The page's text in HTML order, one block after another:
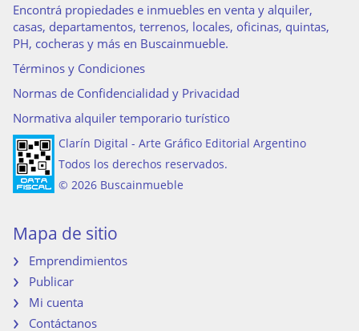
Encontrá propiedades e inmuebles en venta y alquiler,
casas, departamentos, terrenos, locales, oficinas, quintas,
PH, cocheras y más en Buscainmueble.
Términos y Condiciones
Normas de Confidencialidad y Privacidad
Normativa alquiler temporario turístico
Clarín Digital - Arte Gráfico Editorial Argentino
Todos los derechos reservados.
© 2026 Buscainmueble
Mapa de sitio
Emprendimientos
Publicar
Mi cuenta
Contáctanos